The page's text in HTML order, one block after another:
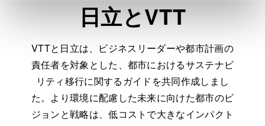
日立とVTT
VTTと日立は、ビジネスリーダーや都市計画の
責任者を対象とした、都市におけるサステナビ
リティ移行に関するガイドを共同作成しまし
た。より環境に配慮した未来に向けた都市のビ
ジョンと戦略は、低コストで大きなインパクト